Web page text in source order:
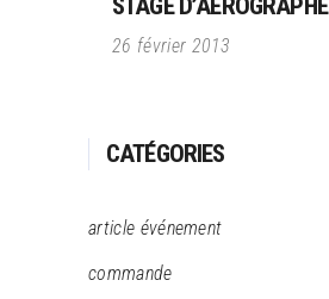
STAGE D’AÉROGRAPHE
26 février 2013
CATÉGORIES
article événement
commande